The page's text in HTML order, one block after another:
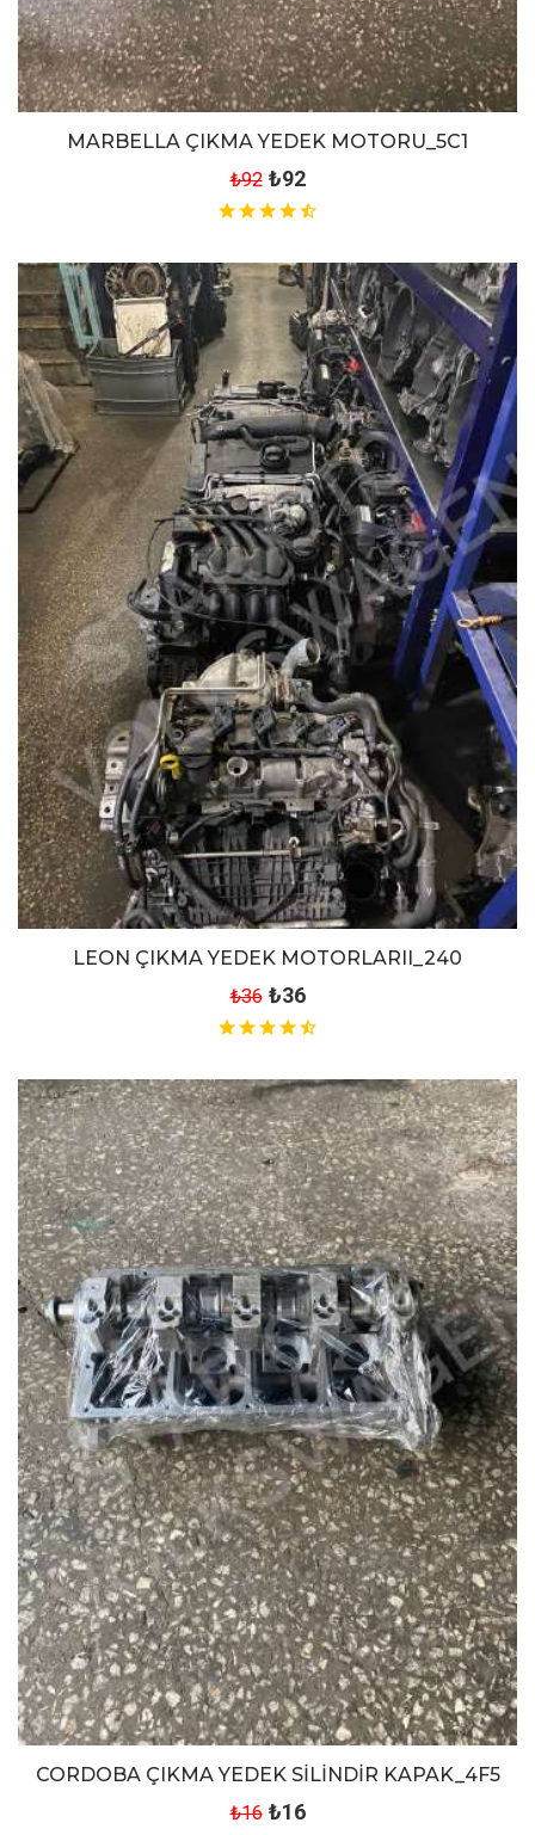
MARBELLA ÇIKMA YEDEK MOTORU_5C1
₺92 ₺92
LEON ÇIKMA YEDEK MOTORLARII_240
₺36 ₺36
CORDOBA ÇIKMA YEDEK SİLİNDİR KAPAK_4F5
₺16 ₺16